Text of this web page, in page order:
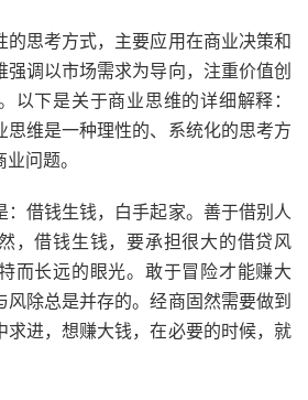
的思考方式，主要应用在商业决策和
强调以市场需求为导向，注重价值创
以下是关于商业思维的详细解释：
思维是一种理性的、系统化的思考方
问题。
：借钱生钱，白手起家。善于借别人
，借钱生钱，要承担很大的借贷风
而长远的眼光。敢于冒险才能赚大
除总是并存的。经商固然需要做到
求进，想赚大钱，在必要的时候，就